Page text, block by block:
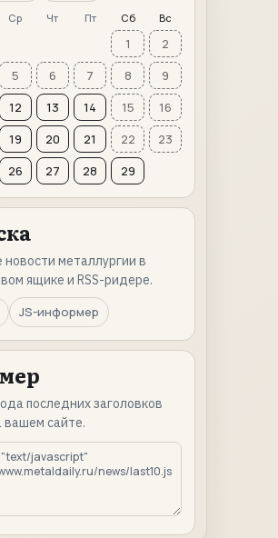
Ср Чт Пт Сб Вс
1
2
5 6 7 8
9
12 13 14 15
16
19 20 21 22
23
26 27 28 29
металлургии в
ящике и RSS-ридере.
JS-информер
последних заголовков
вашем сайте.